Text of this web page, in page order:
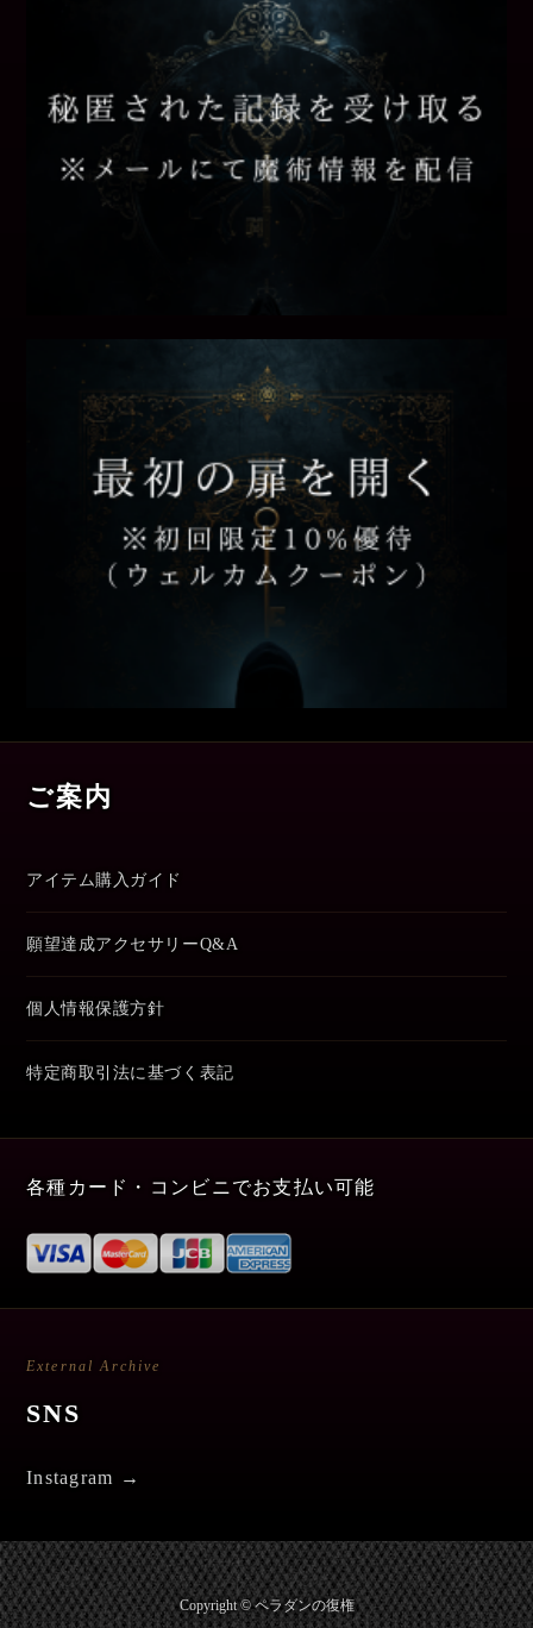
ご案内
アイテム購入ガイド
願望達成アクセサリーQ&A
個人情報保護方針
特定商取引法に基づく表記
各種カード・コンビニでお支払い可能
External Archive
SNS
Instagram →
Copyright © ペラダンの復権